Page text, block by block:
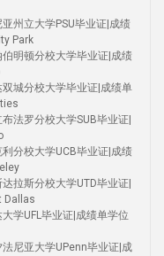
州立大学PSU毕业证|成绩
Park
明顿分校大学毕业证|成绩
城分校大学毕业证|成绩单
法罗分校大学SUB毕业证|
分校大学UCB毕业证|成绩
拉斯分校大学UTD毕业证|
Dallas
学UFL毕业证|成绩单学位
尼亚大学UPenn毕业证|成